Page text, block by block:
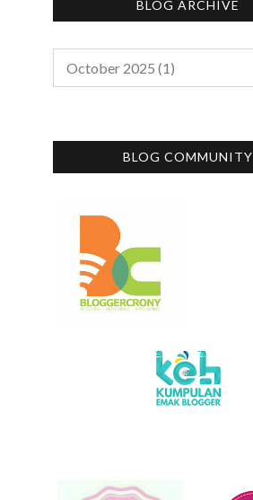
BLOG ARCHIVE
BLOG COMMUNITY